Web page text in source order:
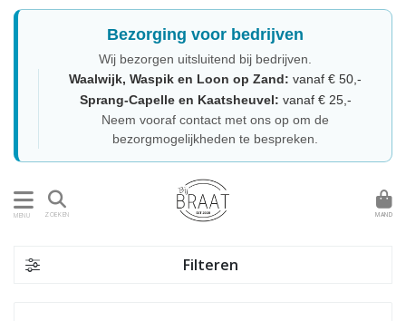
Bezorging voor bedrijven
Wij bezorgen uitsluitend bij bedrijven.
Waalwijk, Waspik en Loon op Zand: vanaf € 50,-
Sprang-Capelle en Kaatsheuvel: vanaf € 25,-
Neem vooraf contact met ons op om de
bezorgmogelijkheden te bespreken.
MENU ZOEKEN MAND
Filteren